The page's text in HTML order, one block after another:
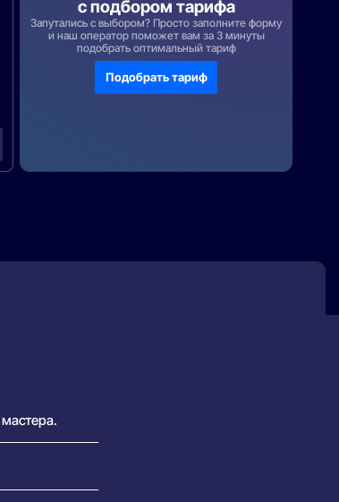
с подбором тарифа
Запутались с выбором? Просто заполните форму
и наш оператор поможет вам за 3 минуты
подобрать оптимальный тариф
Подобрать тариф